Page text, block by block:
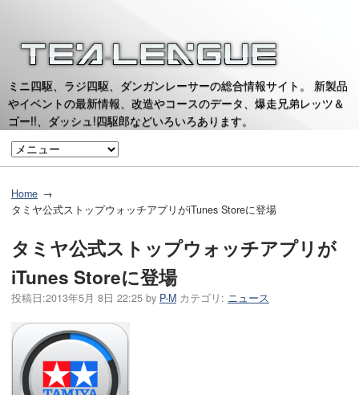
ミニ四駆、ラジ四駆、ダンガンレーサーの総合情報サイト。 新製品
やイベントの最新情報、改造やコースのデータ、爆走兄弟レッツ＆
ゴー!!、ダッシュ!四駆郎などいろいろあります。
Home
タミヤ公式ストップウォッチアプリがiTunes Storeに登場
タミヤ公式ストップウォッチアプリが
iTunes Storeに登場
投稿日:2013年5月 8日 22:25 by P-M カテゴリ: ニュース